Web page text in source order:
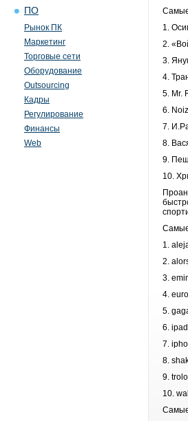
ПО
Рынок ПК
Маркетинг
Торговые сети
Оборудование
Outsourcing
Кадры
Регулирование
Финансы
Web
Самые
1.
2.
3.
4.
5. Mr.
6.
7.
8.
9.
10.
Самые
1.
2.
3.
4.
5.
6. ipad
7.
8.
9.
10.